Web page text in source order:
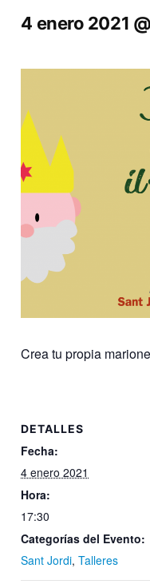
4 enero 2021
Crea tu propia
DETALLES
Fecha:
4 enero 2021
Hora:
17:30
Categorías del Evento:
Sant Jordi,Talleres